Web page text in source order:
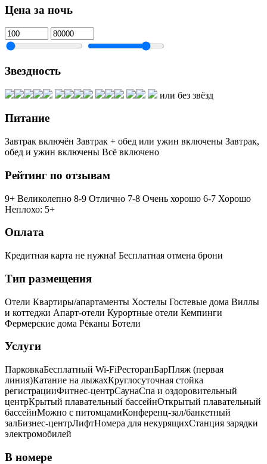
Цена за ночь
Звездность
или без звёзд
Питание
Завтрак включён Завтрак + обед или ужин включены Завтрак,
обед и ужин включены Всё включено
Рейтинг по отзывам
9+ Великолепно 8-9 Отлично 7-8 Очень хорошо 6-7 Хорошо
Неплохо: 5+
Оплата
Кредитная карта не нужна! Бесплатная отмена брони
Тип размещения
Отели Квартиры/апартаменты Хостелы Гостевые дома Виллы
и коттеджи Апарт-отели Курортные отели Кемпинги
Фермерские дома Рёканы Ботели
Услуги
ПарковкаБесплатный Wi-FiРесторанБарПляж (первая
линия)Катание на лыжахКруглосуточная стойка
регистрацииФитнес-центрСаунаСпа и оздоровительный
центрКрытый плавательный бассейнОткрытый плавательный
бассейнМожно с питомцамиКонференц-зал/банкетный
залБизнес-центрЛифтНомера для некурящихCтанция зарядки
электромобилей
В номере